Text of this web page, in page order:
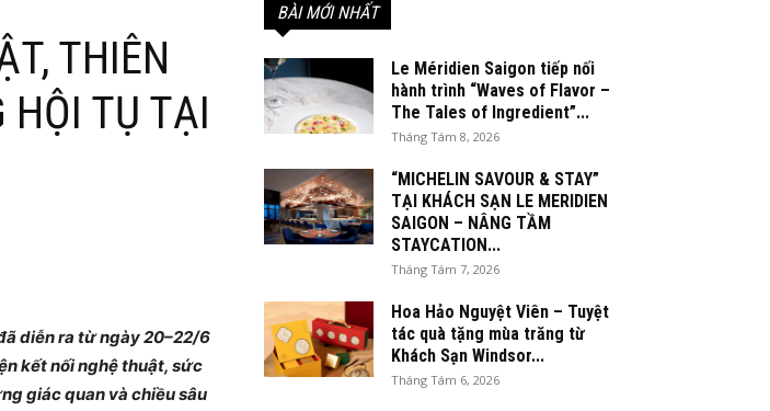
THIÊN
HỘI TỤ TẠI
diễn ra từ ngày 20–22/6
kết nối nghệ thuật, sức
giác quan và chiều sâu
BÀI MỚI NHẤT
Le Méridien Saigon tiếp nối
hành trình “Waves of Flavor –
The Tales of Ingredient”...
Tháng Tám 8, 2026
“MICHELIN SAVOUR & STAY”
TẠI KHÁCH SẠN LE MERIDIEN
SAIGON – NÂNG TẦM
STAYCATION...
Tháng Tám 7, 2026
Hoa Hảo Nguyệt Viên – Tuyệt
tác quà tặng mùa trăng từ
Khách Sạn Windsor...
Tháng Tám 6, 2026